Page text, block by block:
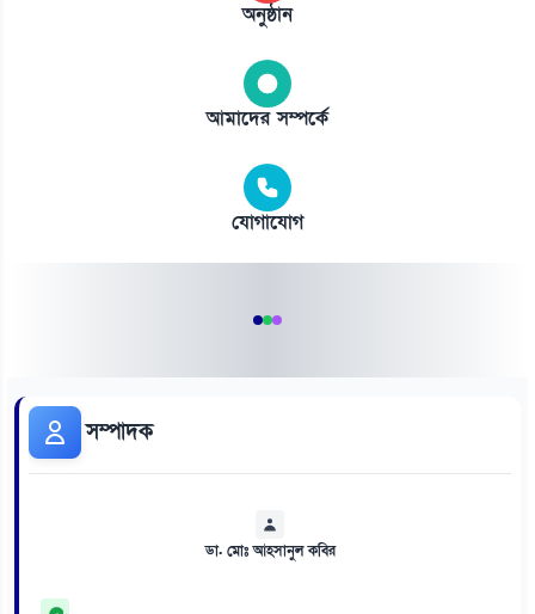
অনুষ্ঠান
আমাদের সম্পর্কে
যোগাযোগ
সম্পাদক
ডা. মোঃ আহসানুল কবির